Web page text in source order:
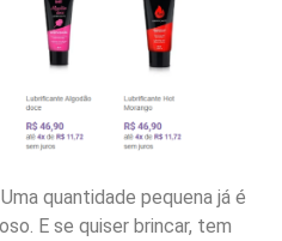
quantidade pequena já é
E se quiser brincar, tem